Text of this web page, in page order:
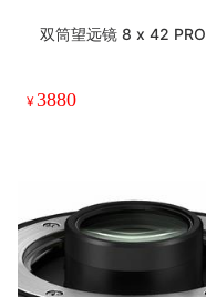
双筒望远镜 8 x 42 PRO
¥3880